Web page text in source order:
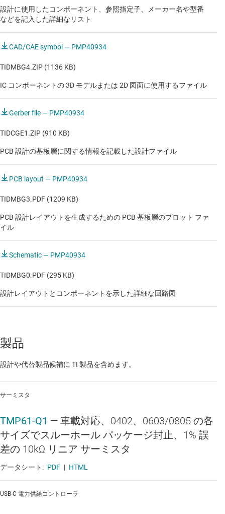
設計に使用したコンポーネント、参照指定子、メーカー名や型番
などを記入した詳細なリスト
CAD/CAE symbol — PMP40934
TIDMBG4.ZIP (1136 KB)
IC コンポーネントの 3D モデルまたは 2D 図面に使用するファイル
Gerber file — PMP40934
TIDCGE1.ZIP (910 KB)
PCB 設計の基板層に関する情報を記載した設計ファイル
PCB layout — PMP40934
TIDMBG3.PDF (1209 KB)
PCB 設計レイアウトを生成するための PCB 基板層のプロット ファ
イル
Schematic — PMP40934
TIDMBG0.PDF (295 KB)
設計レイアウトとコンポーネントを示した詳細な回路図
製品
設計や代替製品候補に TI 製品を含めます。
サーミスタ
TMP61-Q1 — 車載対応、0402、0603/0805 の各
サイズでスルーホール パッケージ封止、1% 誤
差の 10kΩ リニア サーミスタ
データシート: PDF | HTML
USB-C 電力供給コントローラ